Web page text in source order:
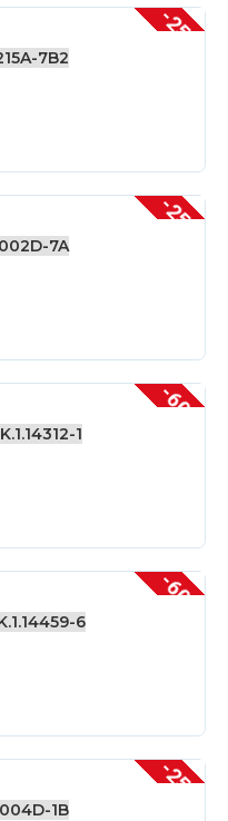
-25 %
7B2
-25 %
7A
-60 %
1
-60 %
6
-25 %
1B